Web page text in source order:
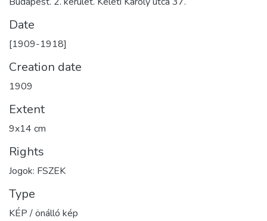
Date
[1909-1918]
Creation date
1909
Extent
9x14 cm
Rights
Jogok: FSZEK
Type
KÉP / önálló kép